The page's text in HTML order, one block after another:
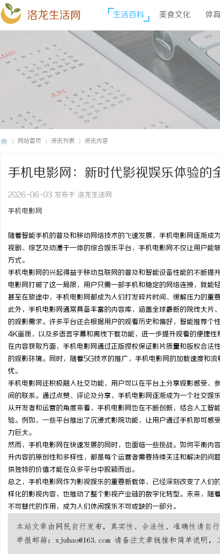
洛龙生活网 生活百科 美食文化 体
网站首页 资讯列表 资讯内容
手机电影网：新时代影视娱乐体验的
2026-06-03 发布于 洛龙生活网
手机电影网
随着智能手机的普及和移动网络技术的飞速发展，手机电影网逐渐
视剧、综艺及动漫于一体的综合娱乐平台，手机电影网不仅让用户
方式。
手机电影网的兴起得益于移动互联网的普及和智能设备性能的不断
电影网打破了这一局限，用户只需一部手机和稳定的网络连接，就
甚至在旅途中，手机电影网都成为人们打发碎片时间、缓解压力的重
此外，手机电影网通常具备丰富的内容库，涵盖全球最新的院线大
的观影需求。许多平台还会根据用户的观看历史和偏好，智能推荐
4K画质，以及多语言字幕和离线下载功能，进一步提升观看的便捷性
在内容获取方面，手机电影网通过正版授权保证影片质量和版权合
的观影环境。同时，随着5G技术的推广，手机电影网的加载速度和
忧。
手机电影网还积极融入社交功能，用户可以在平台上分享观影感受
间的联系。通过点赞、评论及分享，手机电影网逐渐成为一个社交娱
从开发者和运营的角度来看，手机电影网也在不断创新，结合人工
验。例如，一些平台推出了沉浸式影院功能，让用户通过手机即可
力巨大。
然而，手机电影网在快速发展的同时，也面临一些挑战。如何平衡
升内容的原创性和多样性，都是每个运营者需要持续关注和解决的
供独特的价值才能在众多平台中脱颖而出。
总之，手机电影网作为影视娱乐的重要新载体，已经深刻改变了人
样化的影视内容，也推动了整个影视产业链的数字化转型。未来，
不可替代的作用，成为人们休闲娱乐不可或缺的一部分。
汉配眼镜 上海配眼镜 星载固态存储器选购指